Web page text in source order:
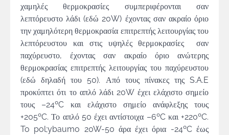
χαμηλές θερμοκρασίες συμπεριφέρονται σαν
λεπτόρευστο λάδι (εδώ 20W) έχοντας σαν ακραίο όριο
την χαμηλότερη θερμοκρασία επιτρεπτής λειτουργίας του
λεπτόρευστου και στις υψηλές θερμοκρασίες σαν
παχύρευστο, έχοντας σαν ακραίο όριο ανώτερης
θερμοκρασίας επιτρεπτής λειτουργίας του παχύρευστου
(εδώ δηλαδή του 50). Από τους πίνακες της S.A.E
προκύπτει ότι το απλό λάδι 20W έχει ελάχιστο σημείο
τους –24ºC και ελάχιστο σημείο ανάφλεξης τους
+205ºC. Το απλό 50 έχει αντίστοιχα –6ºC και +220ºC.
To pol;ybaumo 20W-50 άρα έχει όρια -24ºC έως